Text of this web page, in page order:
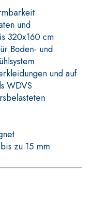
und
320x160 cm
Boden- und
und auf
WDVS
zu 15 mm